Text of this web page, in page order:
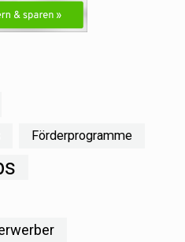
Förderprogramme